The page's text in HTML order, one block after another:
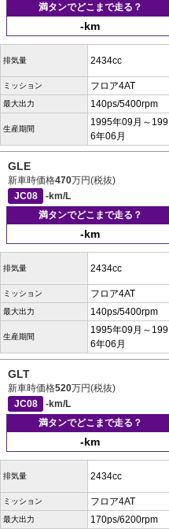
満タンでどこまで走る？
-km
排気量 2434cc
ミッション フロア4AT
最大出力 140ps/5400rpm
生産期間
1995年09月～199
6年06月
GLE
新車時価格470万円(税抜)
JC08
-km/L
満タンでどこまで走る？
-km
排気量 2434cc
ミッション フロア4AT
最大出力 140ps/5400rpm
生産期間
1995年09月～199
6年06月
GLT
新車時価格520万円(税抜)
JC08
-km/L
満タンでどこまで走る？
-km
排気量 2434cc
ミッション フロア4AT
最大出力 170ps/6200rpm